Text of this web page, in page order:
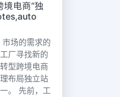
电商“独
场的需求的
厂寻找新的
型跨境电商
布局独立站
。 先前，工